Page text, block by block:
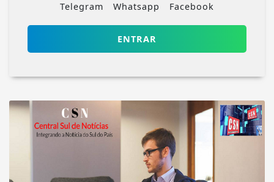
Telegram Whatsapp Facebook
ENTRAR